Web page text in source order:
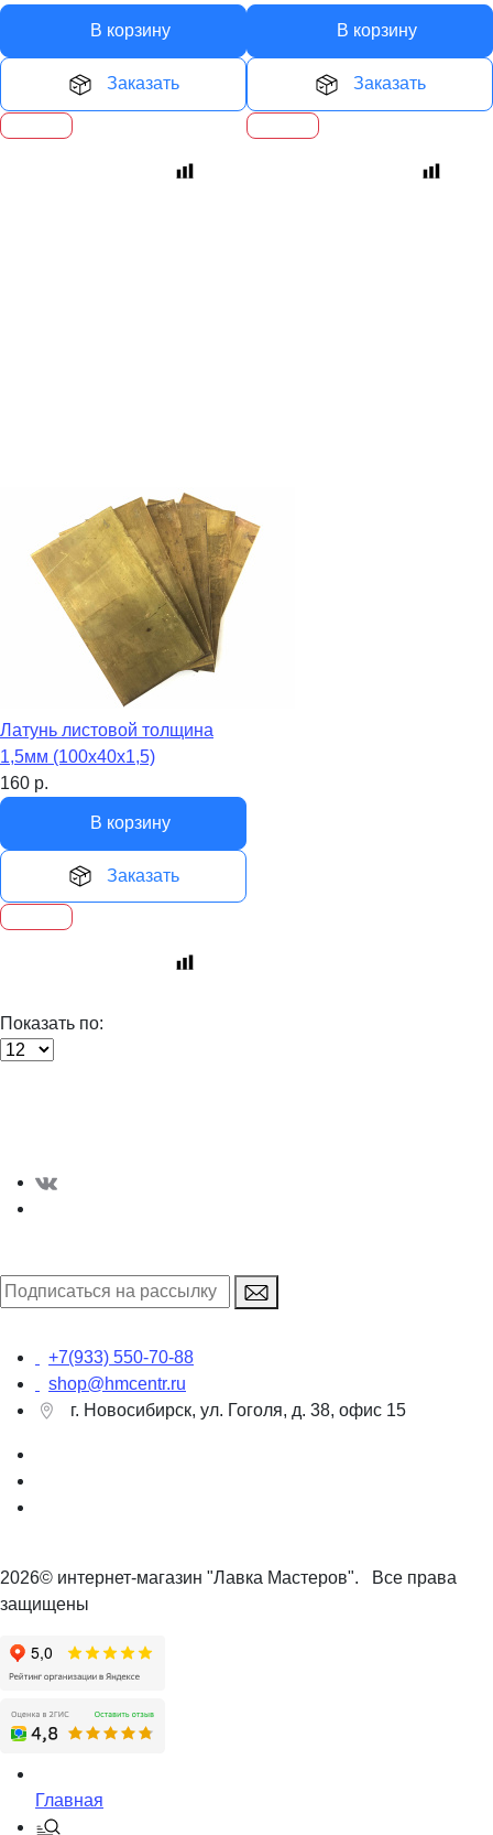
В корзину
Заказать
В корзину
Заказать
Латунь листовой толщина
1,5мм (100х40х1,5)
160 р.
В корзину
Заказать
Показать по:
+7(933) 550-70-88
shop@hmcentr.ru
г. Новосибирск, ул. Гоголя, д. 38, офис 15
2026© интернет-магазин "Лавка Мастеров". Все права
защищены
Главная